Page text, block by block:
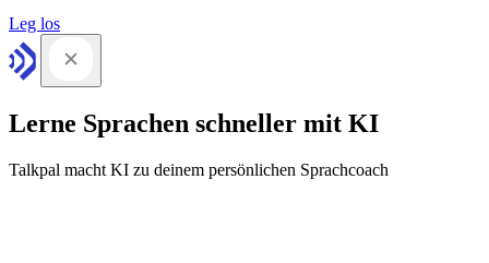
Leg los
Lerne Sprachen schneller mit KI
Talkpal macht KI zu deinem persönlichen Sprachcoach